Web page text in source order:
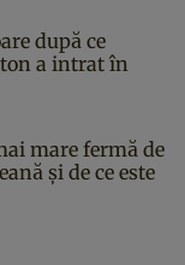
după ce
a intrat în
mare fermă de
și de ce este